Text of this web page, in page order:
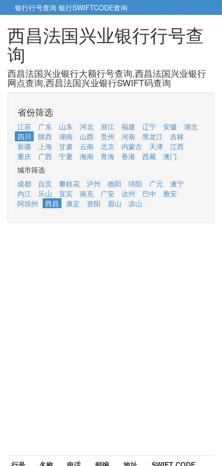
银行行号查询 银行SWIFTCODE查询
5cm小帮手5cm.cn
西昌法国兴业银行行号查
询
西昌法国兴业银行大额行号查询,西昌法国兴业银行
网点查询,西昌法国兴业银行SWIFT码查询
省份筛选
江苏 广东 山东 河北 浙江 福建 辽宁 安徽
湖北
四川
陕西 湖南 山西 贵州 河南 黑龙江
吉林
新疆
上海 甘肃 云南 北京 内蒙古 天津
江西
重庆
广西 宁夏 海南 青海 香港 西藏
澳门
城市筛选
成都
自贡 攀枝花 泸州 德阳 绵阳 广元
遂宁
内江
乐山 宜宾 南充 广安 达州 巴中
雅安
阿坝州
西昌 康定 资阳 眉山 凉山